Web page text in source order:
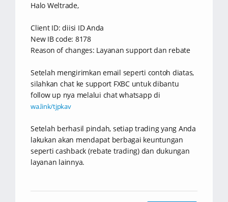
Halo Weltrade,
Client ID: diisi ID Anda
New IB code: 8178
Reason of changes: Layanan support dan rebate
Setelah mengirimkan email seperti contoh diatas,
silahkan chat ke support FXBC untuk dibantu
follow up nya melalui chat whatsapp di
wa.link/tjpkav
Setelah berhasil pindah, setiap trading yang Anda
lakukan akan mendapat berbagai keuntungan
seperti cashback (rebate trading) dan dukungan
layanan lainnya.